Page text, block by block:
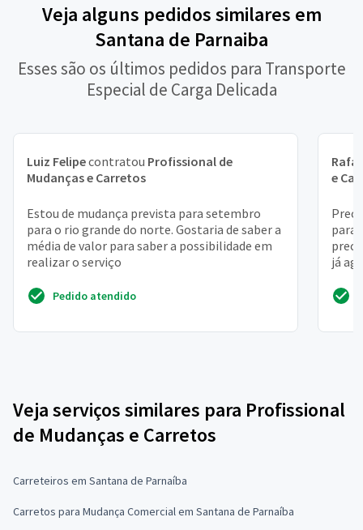
Veja alguns pedidos similares em
Santana de Parnaiba
Esses são os últimos pedidos para Transporte
Especial de Carga Delicada
Luiz Felipecontratou Profissional de
Mudanças e Carretos
Estou de mudança prevista para setembro
para o rio grande do norte. Gostaria de saber a
média de valor para saber a possibilidade em
realizar o serviço
Pedido atendido
e
para
já
Veja serviços similares para Profissional
de Mudanças e Carretos
Carreteiros em Santana de Parnaíba
Carretos para Mudança Comercial em Santana de Parnaíba